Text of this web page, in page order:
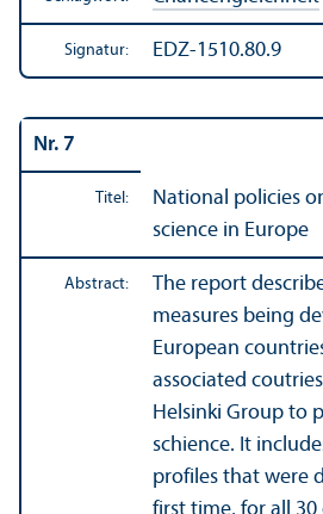
Signatur: EDZ-1510.80.9
Nr. 7
Titel:
National policies
science in Europe
Abstract:
The report
measures being
European
associated
Helsinki Group to
schience. It
profiles that were